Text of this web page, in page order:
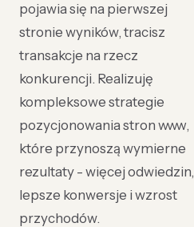
pojawia się na pierwszej
stronie wyników, tracisz
transakcje na rzecz
konkurencji. Realizuję
kompleksowe strategie
pozycjonowania stron www,
które przynoszą wymierne
rezultaty - więcej odwiedzin,
lepsze konwersje i wzrost
przychodów.